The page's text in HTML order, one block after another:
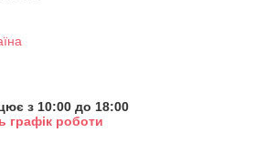
з 10:00 до 18:00
графік роботи